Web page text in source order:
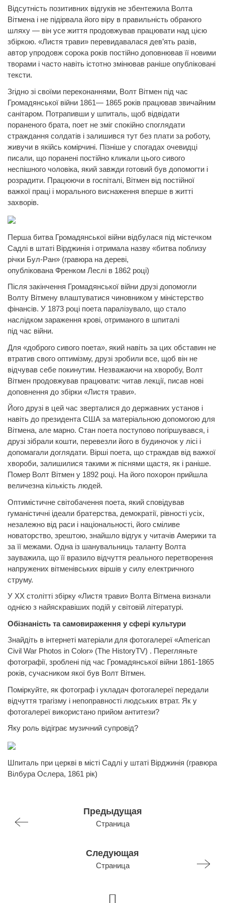
Відсутність позитивних відгуків не збентежила Волта
Вітмена і не підірвала його віру в правильність обраного
шляху — він усе життя продовжував працювати над цією
збіркою. «Листя трави» перевидавалася дев’ять разів,
автор упродовж сорока років постійно доповнював її новими
творами і часто навіть істотно змінював раніше опубліковані
тексти.
Згідно зі своїми переконаннями, Волт Вітмен під час
Громадянської війни 1861— 1865 років працював звичайним
санітаром. Потрапивши у шпиталь, щоб відвідати
пораненого брата, поет не зміг спокійно споглядати
страждання солдатів і залишився тут без плати за роботу,
живучи в якійсь комірчині. Пізніше у спогадах очевидці
писали, що поранені постійно кликали цього сивого
неспішного чоловіка, який завжди готовий був допомогти і
розрадити. Працюючи в госпіталі, Вітмен від постійної
важкої праці і морального виснаження вперше в житті
захворів.
Перша битва Громадянської війни відбулася під містечком
Садлі в штаті Вірджинія і отримала назву «битва поблизу
річки Бул-Ран» (гравюра на дереві,
опублікована Френком Леслі в 1862 році)
Після закінчення Громадянської війни друзі допомогли
Волту Вітмену влаштуватися чиновником у міністерство
фінансів. У 1873 році поета паралізувало, що стало
наслідком зараження крові, отриманого в шпиталі
під час війни.
Для «доброго сивого поета», який навіть за цих обставин не
втратив свого оптимізму, друзі зробили все, щоб він не
відчував себе покинутим. Незважаючи на хворобу, Волт
Вітмен продовжував працювати: читав лекції, писав нові
доповнення до збірки «Листя трави».
Його друзі в цей час зверталися до державних установ і
навіть до президента США за матеріальною допомогою для
Вітмена, але марно. Стан поета поступово погіршувався, і
друзі зібрали кошти, перевезли його в будиночок у лісі і
допомагали доглядати. Вірші поета, що страждав від важкої
хвороби, залишилися такими ж піснями щастя, як і раніше.
Помер Волт Вітмен у 1892 році. На його похорон прийшла
величезна кількість людей.
Оптимістичне світобачення поета, який сповідував
гуманістичні ідеали братерства, демократії, рівності усіх,
незалежно від раси і національності, його сміливе
новаторство, зрештою, знайшло відгук у читачів Америки та
за її межами. Одна із шанувальниць таланту Волта
зауважила, що її вразило відчуття реального перетворення
напружених вітменівських віршів у силу електричного
струму.
У ХХ столітті збірку «Листя трави» Волта Вітмена визнали
однією з найяскравіших подій у світовій літературі.
Обізнаність та самовираження у сфері культури
Знайдіть в інтернеті матеріали для фотогалереї «American
Civil War Photos in Color» (The HistoryTV) . Перегляньте
фотографії, зроблені під час Громадянської війни 1861-1865
років, сучасником якої був Волт Вітмен.
Поміркуйте, як фотограф і укладач фотогалереї передали
відчуття трагізму і непоправності людських втрат. Як у
фотогалереї використано прийом антитези?
Яку роль відіграє музичний супровід?
Шпиталь при церкві в місті Садлі у штаті Вірджинія (гравюра
Вілбура Ослера, 1861 рік)
Предыдущая
Страница
Следующая
Страница